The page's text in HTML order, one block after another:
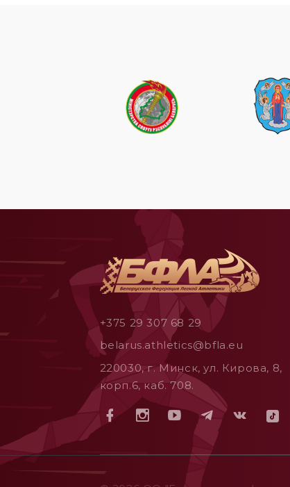
+375 29 307 68 29
belarus.athletics@bfla.eu
220030, г. Минск, ул. Кирова, 8,
корп.6, каб. 708.